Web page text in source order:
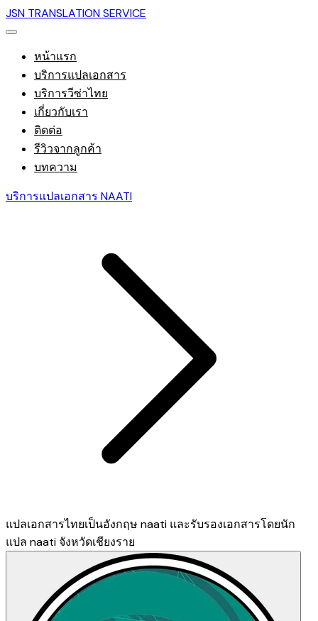
JSN TRANSLATION SERVICE
หน้าแรก
บริการแปลเอกสาร
บริการวีซ่าไทย
เกี่ยวกับเรา
ติดต่อ
รีวิวจากลูกค้า
บทความ
บริการแปลเอกสาร NAATI
แปลเอกสารไทยเป็นอังกฤษ naati และรับรองเอกสารโดยนัก
แปล naati จังหวัดเชียงราย